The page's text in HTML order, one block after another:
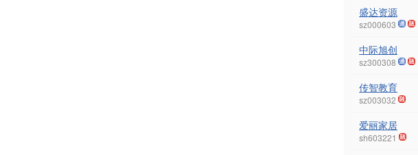
盛达资源
sz000603
中际旭创
sz300308
传智教育
sz003032
爱丽家居
sh603221